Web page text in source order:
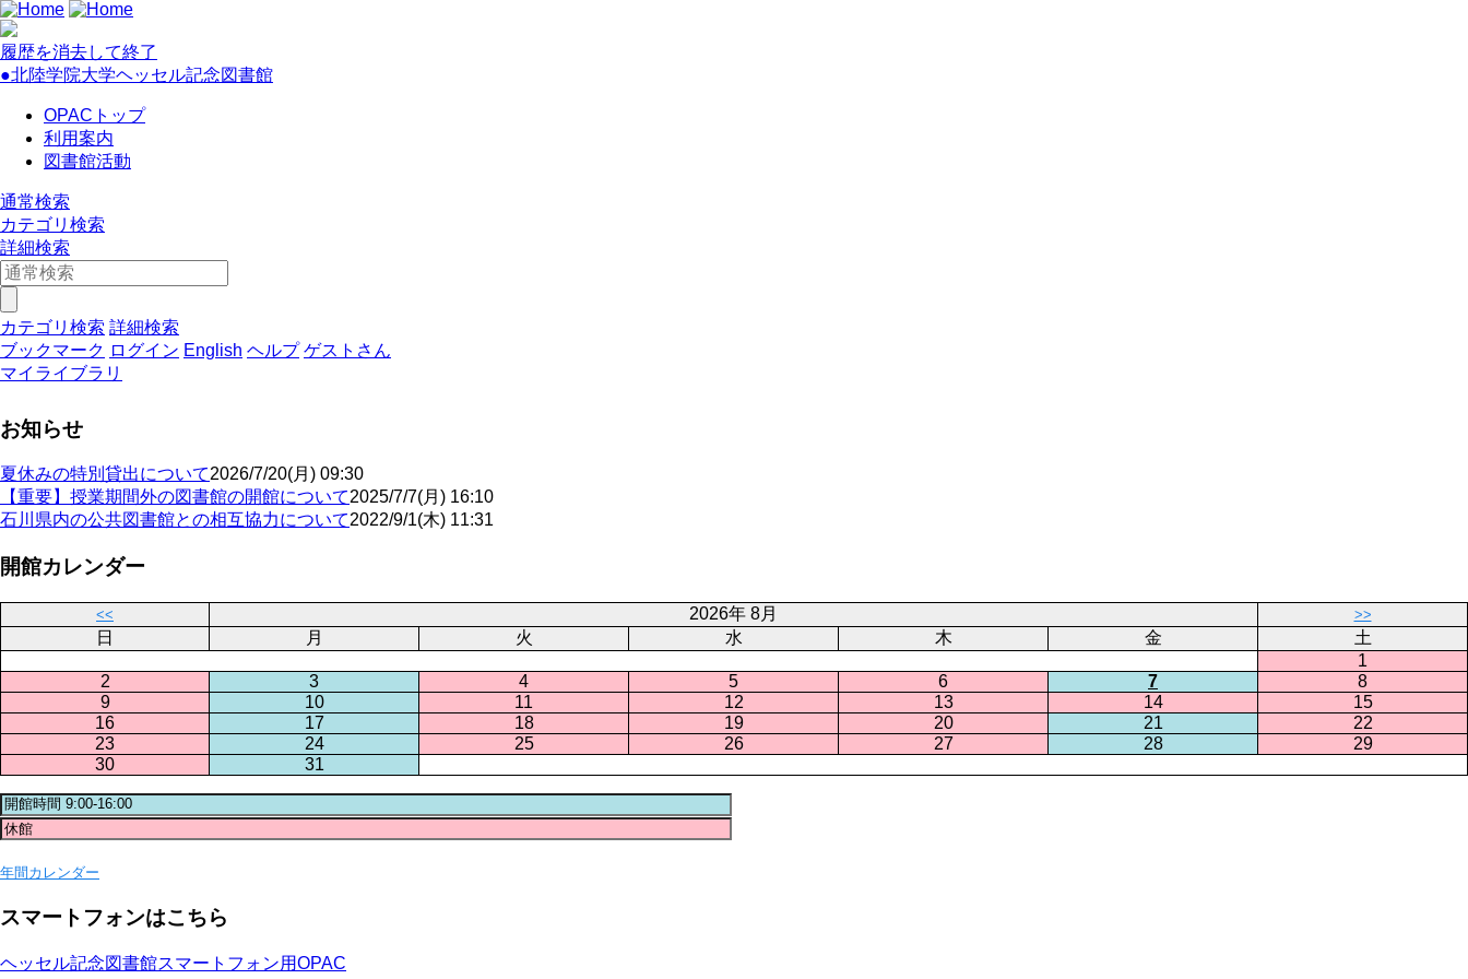
履歴を消去して終了
●北陸学院大学ヘッセル記念図書館
OPACトップ
利用案内
図書館活動
通常検索
カテゴリ検索
詳細検索
カテゴリ検索 詳細検索
ブックマーク ログイン English ヘルプ ゲストさん
マイライブラリ
お知らせ
夏休みの特別貸出について2026/7/20(月) 09:30
【重要】授業期間外の図書館の開館について2025/7/7(月) 16:10
石川県内の公共図書館との相互協力について2022/9/1(木) 11:31
開館カレンダー
<< 2026年 8月 >>
日 月 火 水 木 金
土
1
2
3 4 5 6 7
8
9
10 11 12 13 14
15
16
17 18 19 20 21
22
23
24 25 26 27 28
29
30
31
年間カレンダー
スマートフォンはこちら
ヘッセル記念図書館スマートフォン用OPAC